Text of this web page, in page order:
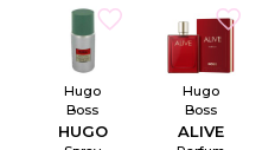
Hugo
Boss
HUGO
Hugo
Boss
ALIVE